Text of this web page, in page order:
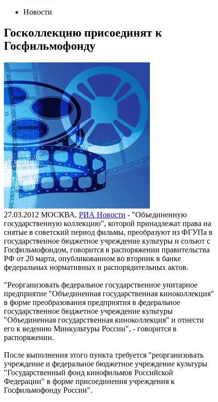
Новости
Госколлекцию присоединят к
Госфильмофонду
27.03.2012 МОСКВА, РИА Новости - "Объединенную
государственную коллекцию", которой принадлежат права на
снятые в советский период фильмы, преобразуют из ФГУПа в
государственное бюджетное учреждение культуры и сольют с
Госфильмофондом, говорится в распоряжении правительства
РФ от 20 марта, опубликованном во вторник в банке
федеральных нормативных и распорядительных актов.
"Реорганизовать федеральное государственное унитарное
предприятие "Объединенная государственная киноколлекция"
в форме преобразования предприятия в федеральное
государственное бюджетное учреждение культуры
"Объединенная государственная киноколлекция" и отнести
его к ведению Минкультуры России", - говорится в
распоряжении.
После выполнения этого пункта требуется "реорганизовать
учреждение и федеральное бюджетное учреждение культуры
"Государственный фонд кинофильмов Российской
Федерации" в форме присоединения учреждения к
Госфильмофонду России".